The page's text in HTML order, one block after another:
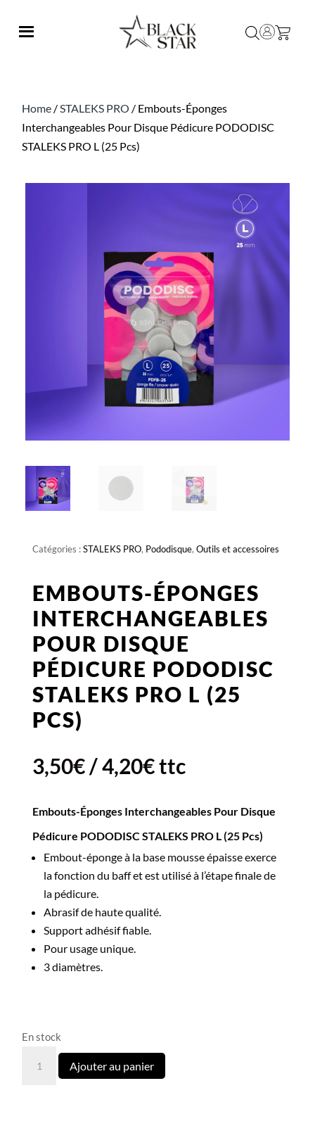
Home /STALEKS PRO / Embouts-Éponges
Interchangeables Pour Disque Pédicure PODODISC
STALEKS PRO L (25 Pcs)
Catégories :STALEKS PRO, Pododisque, Outils et accessoires
EMBOUTS-ÉPONGES
INTERCHANGEABLES
POUR DISQUE
PÉDICURE PODODISC
STALEKS PRO L (25
PCS)
3,50€/4,20€ttc
Embouts-Éponges Interchangeables Pour Disque
Pédicure PODODISC STALEKS PRO L (25 Pcs)
Embout-éponge à la base mousse épaisse exerce
la fonction du baff et est utilisé à l’étape finale de
la pédicure.
Abrasif de haute qualité.
Support adhésif fiable.
Pour usage unique.
3 diamètres.
En stock
quantité
Ajouter au panier